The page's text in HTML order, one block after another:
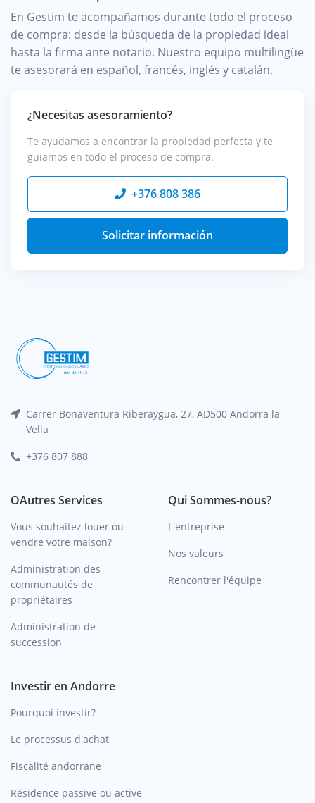
En Gestim te acompañamos durante todo el proceso
de compra: desde la búsqueda de la propiedad ideal
hasta la firma ante notario. Nuestro equipo multilingüe
te asesorará en español, francés, inglés y catalán.
¿Necesitas asesoramiento?
Te ayudamos a encontrar la propiedad perfecta y te
guiamos en todo el proceso de compra.
+376 808 386
Solicitar información
Carrer Bonaventura Riberaygua, 27, AD500 Andorra la
Vella
+376 807 888
OAutres Services
Vous souhaitez louer ou
vendre votre maison?
Administration des
communautés de
propriétaires
Administration de
succession
Qui Sommes-nous?
L'entreprise
Nos valeurs
Rencontrer l'équipe
Investir en Andorre
Pourquoi investir?
Le processus d'achat
Fiscalité andorrane
Résidence passive ou active